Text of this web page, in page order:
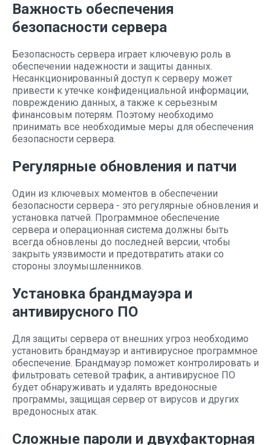
Важность обеспечения
безопасности сервера
Безопасность сервера играет ключевую роль в
обеспечении надежности и защиты данных.
Несанкционированный доступ к серверу может
привести к утечке конфиденциальной информации,
повреждению данных, а также к серьезным
финансовым потерям. Поэтому необходимо
принимать все необходимые меры для обеспечения
безопасности сервера.
Регулярные обновления и патчи
Один из ключевых моментов в обеспечении
безопасности сервера - это регулярные обновления и
установка патчей. Программное обеспечение
сервера и операционная система должны быть
всегда обновлены до последней версии, чтобы
закрыть уязвимости и предотвратить атаки со
стороны злоумышленников.
Установка брандмауэра и
антивирусного ПО
Для защиты сервера от внешних угроз необходимо
установить брандмауэр и антивирусное программное
обеспечение. Брандмауэр поможет контролировать и
фильтровать сетевой трафик, а антивирусное ПО
будет обнаруживать и удалять вредоносные
программы, защищая сервер от вирусов и других
вредоносных атак.
Сложные пароли и двухфакторная